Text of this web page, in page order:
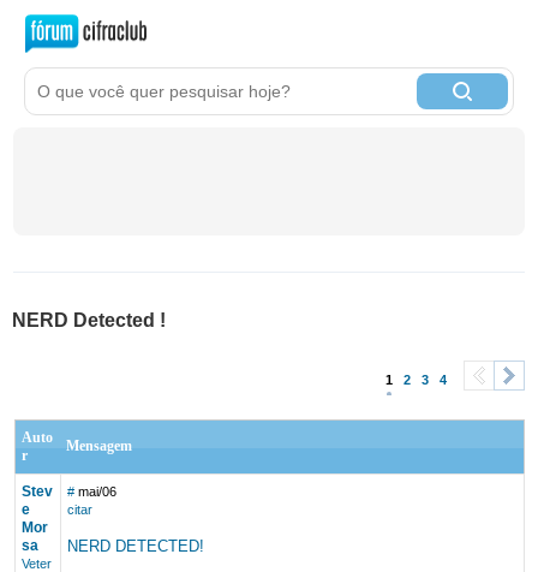
NERD Detected !
1 2 3 4
>
Auto
r
Mensagem
Stev
e
Mor
sa
Veter
# mai/06
citar
NERD DETECTED!